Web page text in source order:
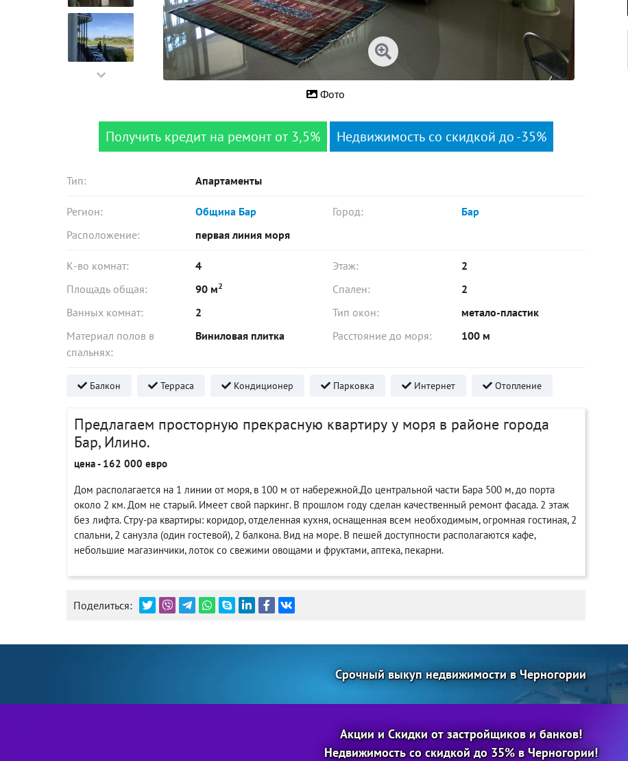
Фото
Получить кредит на ремонт от 3,5% Недвижимость со скидкой до -35%
Тип: Апартаменты
Регион: Община Бар Город:
Бар
Расположение:
первая линия моря
К-во комнат: 4 Этаж:
2
Площадь общая:
90 м2 Спален:
2
Ванных комнат:
2 Тип окон:
метало-пластик
Материал полов в
спальнях:
Виниловая плитка Расстояние до моря: 100 м
Балкон Терраса Кондиционер Парковка Интернет Отопление
Предлагаем просторную прекрасную квартиру у моря в районе города
Бар, Илино.
цена - 162 000 евро
Дом располагается на 1 линии от моря, в 100 м от набережной.До центральной части Бара 500 м, до порта
около 2 км. Дом не старый. Имеет свой паркинг. В прошлом году сделан качественный ремонт фасада. 2 этаж
без лифта. Стру-ра квартиры: коридор, отделенная кухня, оснащенная всем необходимым, огромная гостиная, 2
спальни, 2 санузла (один гостевой), 2 балкона. Вид на море. В пешей доступности располагаются кафе,
небольшие магазинчики, лоток со свежими овощами и фруктами, аптека, пекарни.
Поделиться:
Срочный выкуп недвижимости в Черногории
Акции и Скидки от застройщиков и банков!
Недвижимость со скидкой до 35% в Черногории!